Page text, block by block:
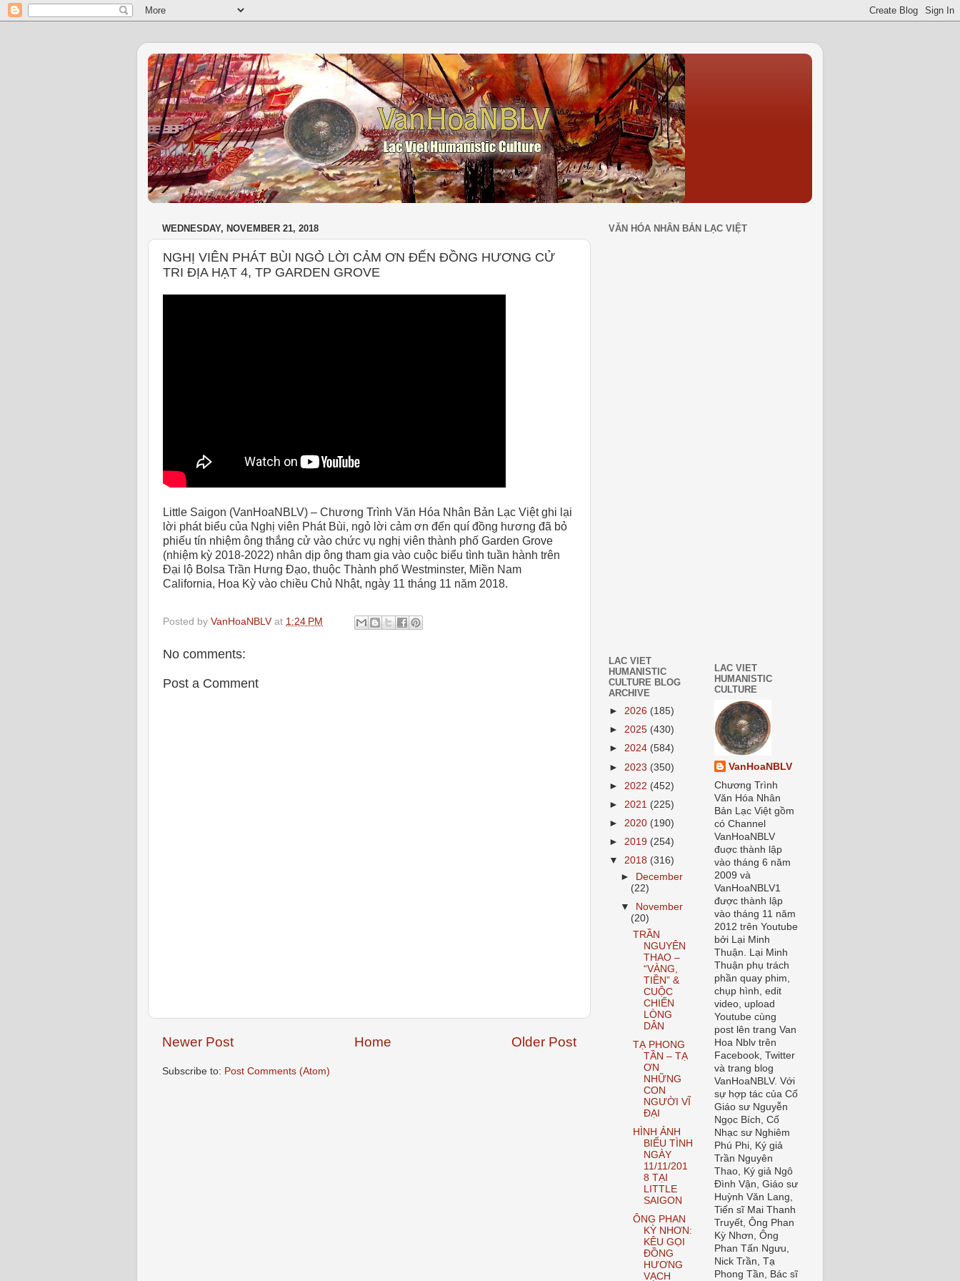
WEDNESDAY, NOVEMBER 21, 2018
NGHỊ VIÊN PHÁT BÙI NGỎ LỜI CẢM ƠN ĐẾN ĐỒNG HƯƠNG CỬ
TRI ĐỊA HẠT 4, TP GARDEN GROVE
Little Saigon (VanHoaNBLV) – Chương Trình Văn Hóa Nhân Bản Lạc Việt ghi lại
lời phát biểu của Nghị viên Phát Bùi, ngỏ lời cảm ơn đến quí đồng hương đã bỏ
phiếu tín nhiệm ông thắng cử vào chức vụ nghị viên thành phố Garden Grove
(nhiệm kỳ 2018-2022) nhân dịp ông tham gia vào cuộc biểu tình tuần hành trên
Đại lộ Bolsa Trần Hưng Đạo, thuộc Thành phố Westminster, Miền Nam
California, Hoa Kỳ vào chiều Chủ Nhật, ngày 11 tháng 11 năm 2018.
Posted by VanHoaNBLV at 1:24 PM
No comments:
Post a Comment
Newer Post Older Post
Home
Subscribe to: Post Comments (Atom)
VĂN HÓA NHÂN BẢN LẠC VIỆT
LAC VIET
HUMANISTIC
CULTURE BLOG
ARCHIVE
► 2026 (185)
► 2025 (430)
► 2024 (584)
► 2023 (350)
► 2022 (452)
► 2021 (225)
► 2020 (190)
► 2019 (254)
▼ 2018 (316)
►
December
(22)
▼
November
(20)
TRẦN
NGUYÊN
THAO –
“VÀNG,
TIỀN” &
CUỘC
CHIẾN
LÒNG
DÂN
TẠ PHONG
TẦN – TẠ
ƠN
NHỮNG
CON
NGƯỜI VĨ
ĐẠI
HÌNH ẢNH
BIỂU TÌNH
NGÀY
11/11/201
8 TẠI
LITTLE
SAIGON
ÔNG PHAN
KỲ NHƠN:
KÊU GỌI
ĐỒNG
HƯƠNG
VẠCH
LAC VIET
HUMANISTIC
CULTURE
VanHoaNBLV
Chương Trình
Văn Hóa Nhân
Bản Lạc Việt gồm
có Channel
VanHoaNBLV
đuợc thành lập
vào tháng 6 năm
2009 và
VanHoaNBLV1
được thành lập
vào tháng 11 năm
2012 trên Youtube
bởi Lại Minh
Thuận. Lại Minh
Thuận phụ trách
phần quay phim,
chụp hình, edit
video, upload
Youtube cùng
post lên trang Van
Hoa Nblv trên
Facebook, Twitter
và trang blog
VanHoaNBLV. Với
sự hợp tác của Cố
Giáo sư Nguyễn
Ngọc Bích, Cố
Nhạc sư Nghiêm
Phú Phi, Ký giả
Trần Nguyên
Thao, Ký giả Ngô
Đình Vận, Giáo sư
Huỳnh Văn Lang,
Tiến sĩ Mai Thanh
Truyết, Ông Phan
Kỳ Nhơn, Ông
Phan Tấn Ngưu,
Nick Trần, Tạ
Phong Tần, Bác sĩ